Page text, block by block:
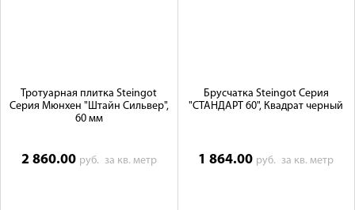
Тротуарная плитка Steingot
Серия Мюнхен "Штайн Сильвер",
60 мм
2 860.00 руб. за кв. метр
Брусчатка Steingot Серия
"СТАНДАРТ 60", Квадрат черный
1 864.00 руб.за кв. метр